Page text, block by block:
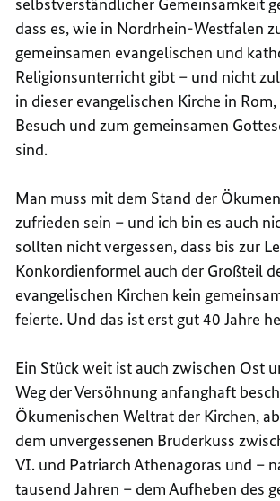
dass es, wie in Nordrhein-Westfalen
gemeinsamen evangelischen und
Religionsunterricht gibt – und nicht
in dieser evangelischen Kirche in
Besuch und zum gemeinsamen
sind.
Man muss mit dem Stand der
zufrieden sein – und ich bin es auch
sollten nicht vergessen, dass bis zur
Konkordienformel auch der Großteil
evangelischen Kirchen kein
feierte. Und das ist erst gut 40 Jahre
Ein Stück weit ist auch zwischen Ost
Weg der Versöhnung anfanghaft
Ökumenischen Weltrat der Kirchen,
dem unvergessenen Bruderkuss
VI. und Patriarch Athenagoras und –
tausend Jahren – dem Aufheben des